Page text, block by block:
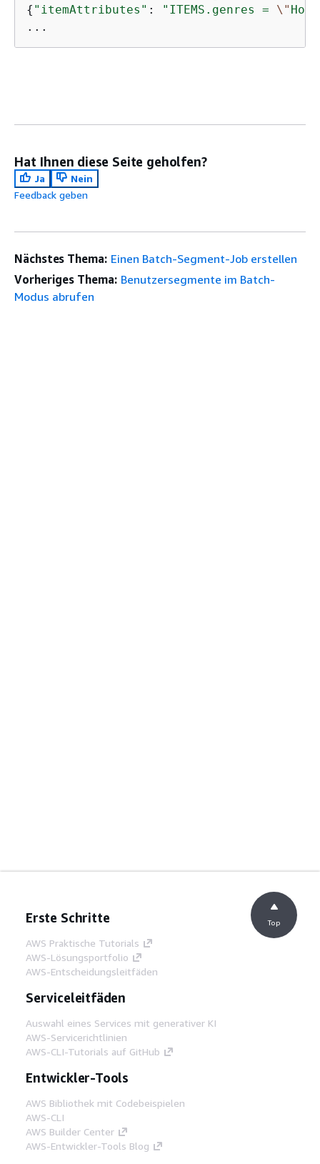
{ "itemAttributes" : "ITEMS.genres = \"
...
Hat Ihnen diese Seite geholfen?
Ja
Nein
Feedback geben
Nächstes Thema: Einen Batch-Segment-Job erstellen
Vorheriges Thema: Benutzersegmente im Batch-
Modus abrufen
Erste Schritte
AWS Praktische Tutorials
AWS-Lösungsportfolio
AWS-Entscheidungsleitfäden
Serviceleitfäden
Auswahl eines Services mit generativer KI
AWS-Servicerichtlinien
AWS-CLI-Tutorials auf GitHub
Entwickler-Tools
AWS Bibliothek mit Codebeispielen
AWS-CLI
AWS Builder Center
AWS-Entwickler-Tools Blog
Top